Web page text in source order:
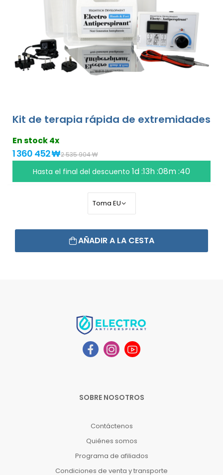
Kit de terapia rápida de extremidades
En stock 4x
1 360 452 ₩2 535 904 ₩
Hasta el final del descuento1d :13h :08m :39
AÑADIR A LA CESTA
SOBRE NOSOTROS
Contáctenos
Quiénes somos
Programa de afiliados
Condiciones de venta y transporte